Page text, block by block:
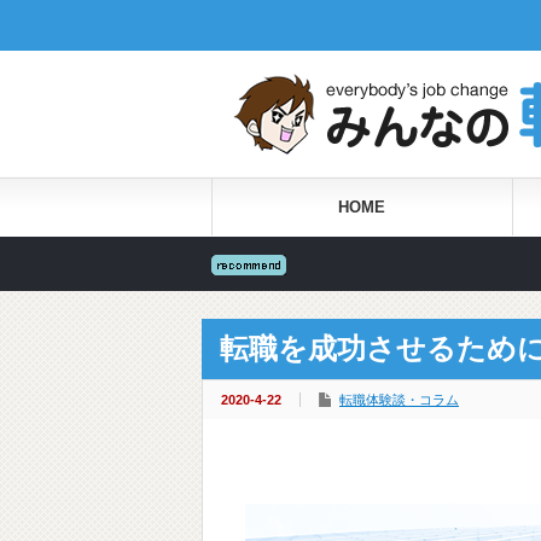
HOME
転職を成功させるため
2020-4-22 転職体験談・コラム